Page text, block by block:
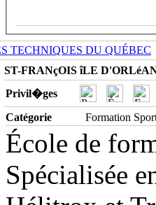
TECHNIQUES DU QUÉBEC
ST-FRANçOIS îLE
Privil�ges
Catégorie
Formation
École de
Spécialisée